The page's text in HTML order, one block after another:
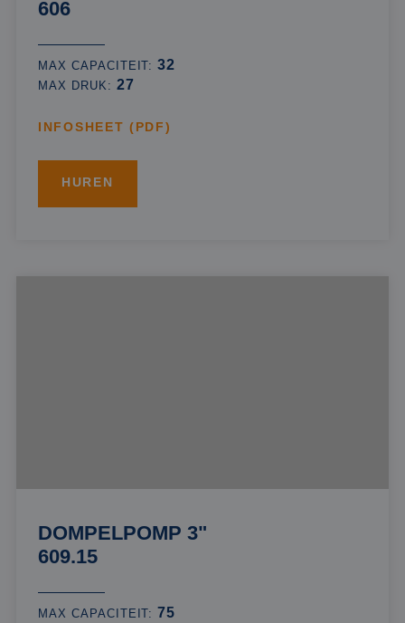
606
MAX CAPACITEIT:32
MAX DRUK: 27
INFOSHEET (PDF)
HUREN
DOMPELPOMP 3"
609.15
MAX CAPACITEIT: 75